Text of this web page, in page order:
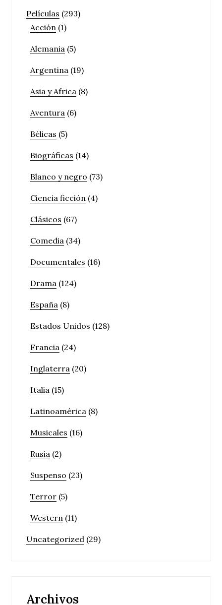
Películas (293)
Acción (1)
Alemania (5)
Argentina (19)
Asia y Africa (8)
Aventura (6)
Bélicas (5)
Biográficas (14)
Blanco y negro (73)
Ciencia ficción (4)
Clásicos (67)
Comedia (34)
Documentales (16)
Drama (124)
España (8)
Estados Unidos (128)
Francia (24)
Inglaterra (20)
Italia (15)
Latinoamérica (8)
Musicales (16)
Rusia (2)
Suspenso (23)
Terror (5)
Western (11)
Uncategorized (29)
Archivos